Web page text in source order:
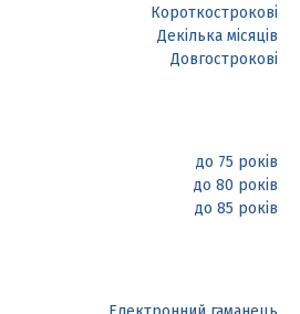
Короткострокові
Декілька місяців
Довгострокові
до 75 років
до 80 років
до 85 років